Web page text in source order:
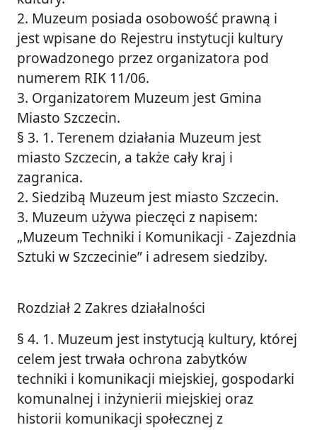
2. Muzeum posiada osobowość prawną i
jest wpisane do Rejestru instytucji kultury
prowadzonego przez organizatora pod
numerem RIK 11/06.
3. Organizatorem Muzeum jest Gmina
Miasto Szczecin.
§ 3. 1. Terenem działania Muzeum jest
miasto Szczecin, a także cały kraj i
zagranica.
2. Siedzibą Muzeum jest miasto Szczecin.
3. Muzeum używa pieczęci z napisem:
„Muzeum Techniki i Komunikacji - Zajezdnia
Sztuki w Szczecinie” i adresem siedziby.
Rozdział 2 Zakres działalności
§ 4. 1. Muzeum jest instytucją kultury, której
celem jest trwała ochrona zabytków
techniki i komunikacji miejskiej, gospodarki
komunalnej i inżynierii miejskiej oraz
historii komunikacji społecznej z